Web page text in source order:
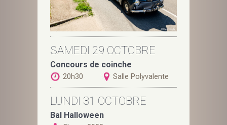
SAMEDI 29 OCTOBRE
Concours de coinche
20h30 Salle Polyvalente
LUNDI 31 OCTOBRE
Bal Halloween